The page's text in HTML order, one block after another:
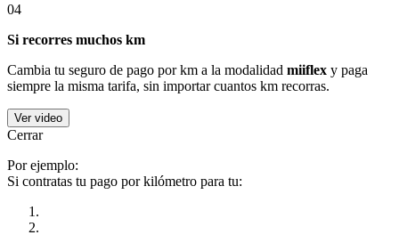
04
Si recorres muchos km
Cambia tu seguro de pago por km a la modalidad miiflex y paga
siempre la misma tarifa, sin importar cuantos km recorras.
Ver video
Cerrar
Por ejemplo:
Si contratas tu pago por kilómetro para tu: